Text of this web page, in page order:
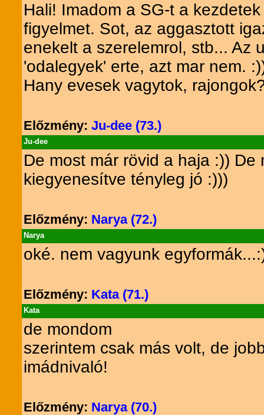
Hali! Imadom a SG-t a
figyelmet. Sot, az aggasztott
enekelt a szerelemrol, stb... Az
'odalegyek' erte, azt mar nem.
Hany evesek vagytok,
Előzmény: Ju-dee (73.)
Ju-dee
De most már rövid a haja :))
kiegyenesítve tényleg jó :)))
Előzmény: Narya (72.)
Narya
oké. nem vagyunk
Előzmény: Kata (71.)
Kata
de mondom
szerintem csak más volt, de
imádnivaló!
Előzmény: Narya (70.)